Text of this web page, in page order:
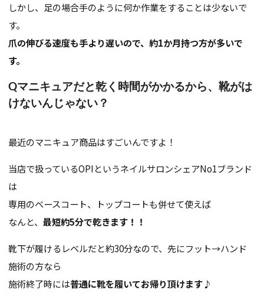
しかし、足の場合手のように何か作業をすることは少ないで
す。
爪の伸びる速度も手より遅いので、約1か月持つ方が多いで
す。
Qマニキュアだと乾く時間がかかるから、靴がは
けないんじゃない？
最近のマニキュア商品はすごいんですよ！
当店で扱っているOPIというネイルサロンシェアNo1ブランド
は
専用のベースコート、トップコートも併せて使えば
なんと、最短約5分で乾きます！！
靴下が履けるレベルだと約30分なので、先にフット→ハンド
施術の方なら
施術終了時には普通に靴を履いてお帰り頂けます♪